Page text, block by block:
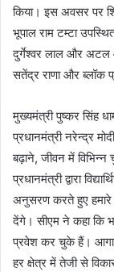
किया। इस अवसर पर
भूपाल राम टम्टा
दुर्गेश्वर लाल और अटल
सतेंद्र राणा और ब्लॉक
मुख्यमंत्री पुष्कर सिंह
प्रधानमंत्री नरेन्द्र
बढ़ाने, जीवन में
प्रधानमंत्री द्वारा
अनुसरण करते हुए हमारे
देंगे। सीएम ने कहा कि
प्रवेश कर चुके हैं।
हर क्षेत्र में तेजी से